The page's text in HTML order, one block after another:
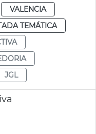
VALENCIA
TEMÁTICA
JGL